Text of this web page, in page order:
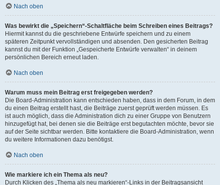
Nach oben
Was bewirkt die „Speichern“-Schaltfläche beim Schreiben eines Beitrags?
Hiermit kannst du die geschriebene Entwürfe speichern und zu einem
späteren Zeitpunkt vervollständigen und absenden. Den gesicherten Beitrag
kannst du mit der Funktion „Gespeicherte Entwürfe verwalten“ in deinem
persönlichen Bereich erneut laden.
Nach oben
Warum muss mein Beitrag erst freigegeben werden?
Die Board-Administration kann entschieden haben, dass in dem Forum, in dem
du einen Beitrag erstellt hast, die Beiträge zuerst geprüft werden müssen. Es
ist auch möglich, dass die Administration dich zu einer Gruppe von Benutzern
hinzugefügt hat, bei denen sie die Beiträge erst begutachten möchte, bevor sie
auf der Seite sichtbar werden. Bitte kontaktiere die Board-Administration, wenn
du weitere Informationen dazu benötigst.
Nach oben
Wie markiere ich ein Thema als neu?
Durch Klicken des „Thema als neu markieren“-Links in der Beitragsansicht